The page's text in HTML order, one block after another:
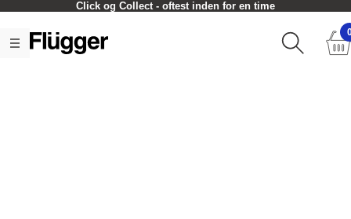
Click og Collect - oftest inden for en time